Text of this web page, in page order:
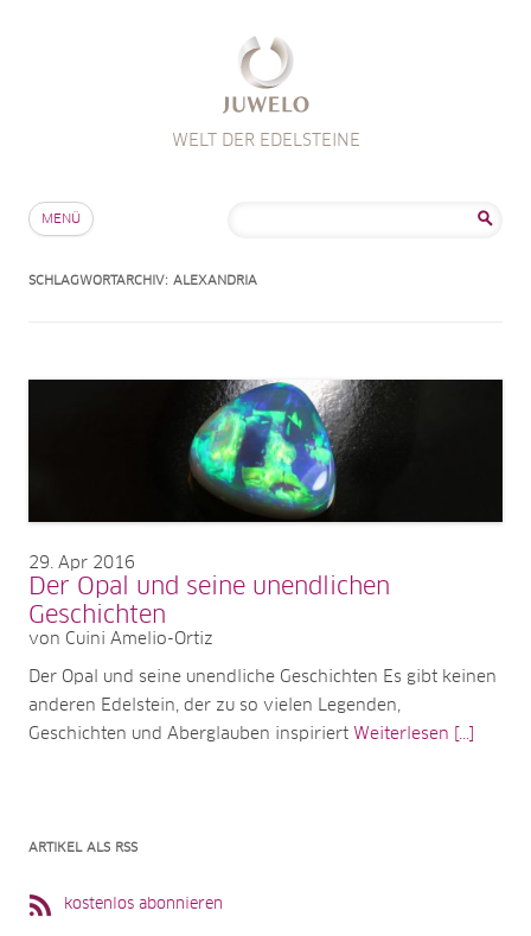
WELT DER EDELSTEINE
MENÜ
SCHLAGWORTARCHIV: ALEXANDRIA
29 Apr 2016
Der Opal und seine unendlichen
Geschichten
von Cuini Amelio-Ortiz
Der Opal und seine unendliche Geschichten Es gibt keinen
anderen Edelstein, der zu so vielen Legenden,
Geschichten und Aberglauben inspiriert Weiterlesen [...]
ARTIKEL ALS RSS
kostenlos abonnieren